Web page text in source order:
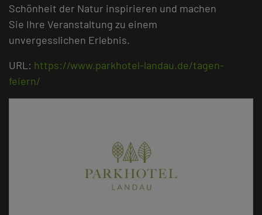
Schönheit der Natur inspirieren und machen
Sie Ihre Veranstaltung zu einem
unvergesslichen Erlebnis.
URL: https://www.parkhotel-landau.de/tagen-
feiern/